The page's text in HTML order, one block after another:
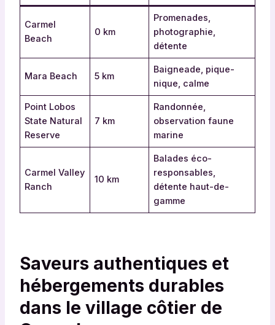
Carmel
Beach
0 km
Promenades,
photographie,
détente
Mara Beach 5 km
Baigneade, pique-
nique, calme
Point Lobos
State Natural
Reserve
7 km
Randonnée,
observation faune
marine
Carmel Valley
Ranch
10 km
Balades éco-
responsables,
détente haut-de-
gamme
Saveurs authentiques et
hébergements durables
dans le village côtier de